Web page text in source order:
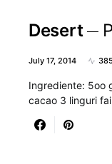
Desert
July 17, 2014
Ingrediente: 5oo
cacao 3 linguri